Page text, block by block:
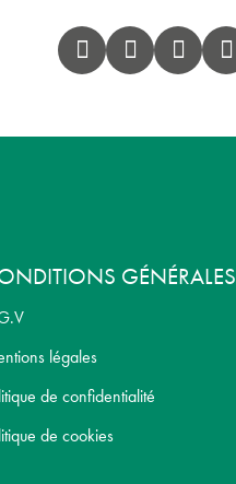
GÉNÉRALES
légales
de confidentialité
de cookies